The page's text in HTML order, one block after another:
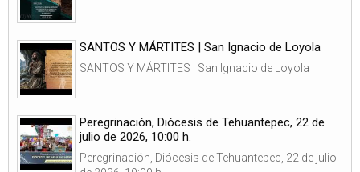
SANTOS Y MÁRTITES | San Ignacio de Loyola
SANTOS Y MÁRTITES | San Ignacio de Loyola
Peregrinación, Diócesis de Tehuantepec, 22 de
julio de 2026, 10:00 h.
Peregrinación, Diócesis de Tehuantepec, 22 de julio